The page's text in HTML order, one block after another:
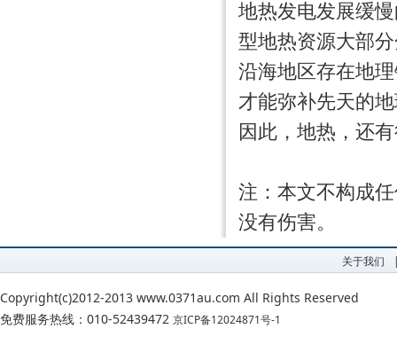
地热发电发展缓
型地热资源大部
沿海地区存在地
才能弥补先天的
因此，地热，还
注：本文不构成
没有伤害。
关于我们
Copyright(c)2012-2013 www.0371au.com All Rights Reserved
免费服务热线：010-52439472 京ICP备12024871号-1